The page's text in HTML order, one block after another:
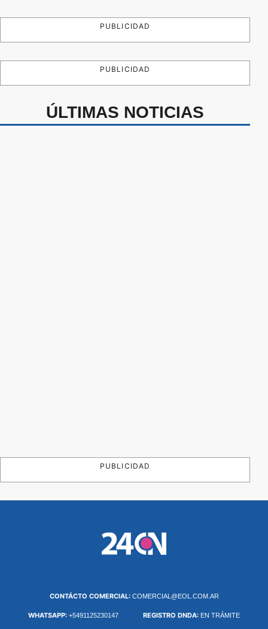
PUBLICIDAD
PUBLICIDAD
ÚLTIMAS NOTICIAS
PUBLICIDAD
CONTÁCTO COMERCIAL: COMERCIAL@EOL.COM.AR
WHATSAPP: +5491125230147 REGISTRO DNDA: EN TRÁMITE